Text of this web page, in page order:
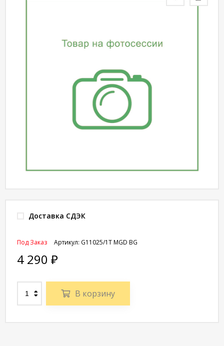
Доставка СДЭК
Артикул: G11025/1T MGD BG
Под Заказ
4 290 ₽
В корзину